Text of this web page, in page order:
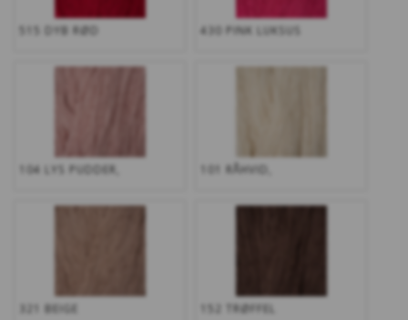
515 DYB RØD 430 PINK LUKSUS
104 LYS PUDDER, 101 RÅHVID,
321 BEIGE 152 TRØFFEL